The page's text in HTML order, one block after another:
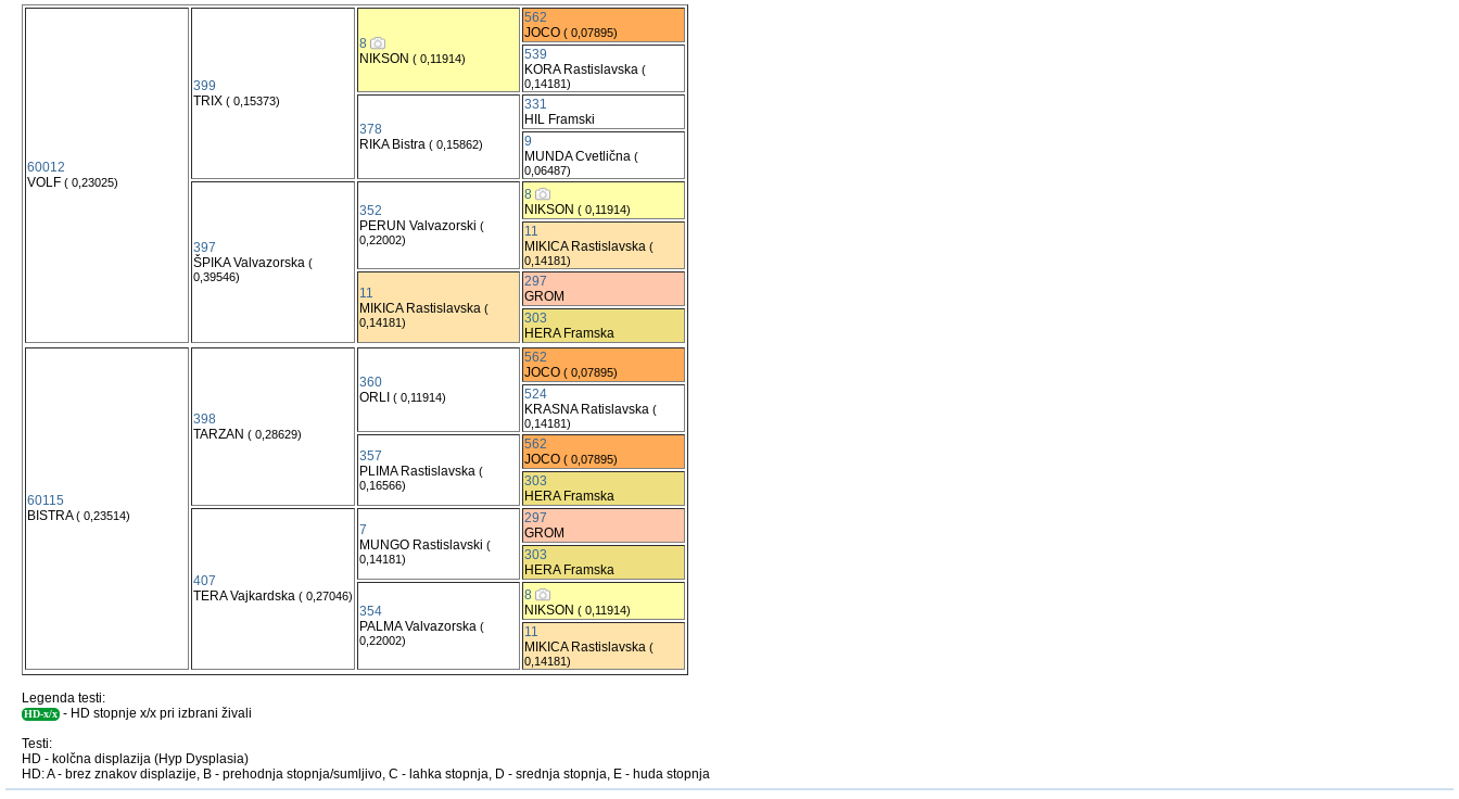
60012
VOLF ( 0,23025)
399
TRIX ( 0,15373)
8
NIKSON ( 0,11914)
562
JOCO ( 0,07895)
539
KORA Rastislavska (
0,14181)
378
RIKA Bistra ( 0,15862)
331
HIL Framski
9
MUNDA Cvetlična (
0,06487)
397
ŠPIKA Valvazorska (
0,39546)
352
PERUN Valvazorski (
0,22002)
8
NIKSON ( 0,11914)
11
MIKICA Rastislavska (
0,14181)
11
MIKICA Rastislavska (
0,14181)
297
GROM
303
HERA Framska
60115
BISTRA( 0,23514)
398
TARZAN ( 0,28629)
360
ORLI ( 0,11914)
562
JOCO ( 0,07895)
524
KRASNA Ratislavska (
0,14181)
357
PLIMA Rastislavska (
0,16566)
562
JOCO ( 0,07895)
303
HERA Framska
407
TERA Vajkardska ( 0,27046)
7
MUNGO Rastislavski (
0,14181)
297
GROM
303
HERA Framska
354
PALMA Valvazorska (
0,22002)
8
NIKSON ( 0,11914)
11
MIKICA Rastislavska (
0,14181)
Legenda testi:
HD-x/x - HD stopnje x/x pri izbrani živali
Testi:
HD - kolčna displazija (Hyp Dysplasia)
HD: A - brez znakov displazije, B - prehodnja stopnja/sumljivo, C - lahka stopnja, D - srednja stopnja, E - huda stopnja